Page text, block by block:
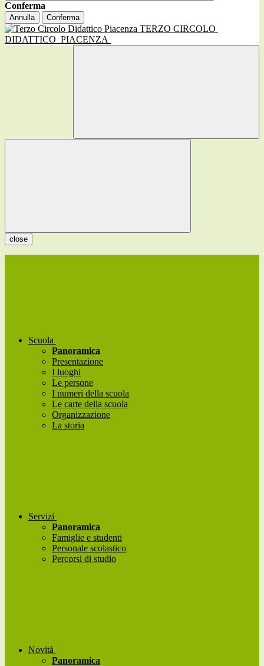
Conferma
Annulla Conferma
TERZO CIRCOLO
DIDATTICO PIACENZA
close
Scuola
Panoramica
Presentazione
I luoghi
Le persone
I numeri della scuola
Le carte della scuola
Organizzazione
La storia
Servizi
Panoramica
Famiglie e studenti
Personale scolastico
Percorsi di studio
Novità
Panoramica